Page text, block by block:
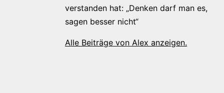
verstanden hat: „Denken darf man es,
sagen besser nicht“
Alle Beiträge von Alex anzeigen.